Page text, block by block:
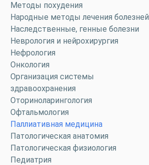
Методы похудения
Народные методы лечения болезней
Наследственные, генные болезни
Неврология и нейрохирургия
Нефрология
Онкология
Организация системы
здравоохранения
Оториноларингология
Офтальмология
Паллиативная медицина
Патологическая анатомия
Патологическая физиология
Педиатрия